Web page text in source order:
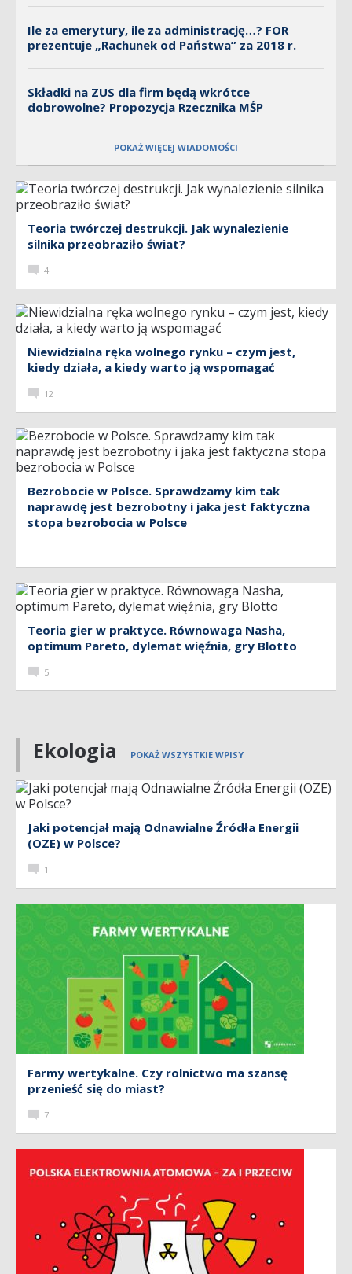
Ile za emerytury, ile za administrację…? FOR
prezentuje „Rachunek od Państwa” za 2018 r.
Składki na ZUS dla firm będą wkrótce
dobrowolne? Propozycja Rzecznika MŚP
POKAŻ WIĘCEJ WIADOMOŚCI
Teoria twórczej destrukcji. Jak wynalezienie
silnika przeobraziło świat?
4
Niewidzialna ręka wolnego rynku – czym jest,
kiedy działa, a kiedy warto ją wspomagać
12
Bezrobocie w Polsce. Sprawdzamy kim tak
naprawdę jest bezrobotny i jaka jest faktyczna
stopa bezrobocia w Polsce
Teoria gier w praktyce. Równowaga Nasha,
optimum Pareto, dylemat więźnia, gry Blotto
5
Ekologia POKAŻ WSZYSTKIE WPISY
Jaki potencjał mają Odnawialne Źródła Energii
(OZE) w Polsce?
1
Farmy wertykalne. Czy rolnictwo ma szansę
przenieść się do miast?
7